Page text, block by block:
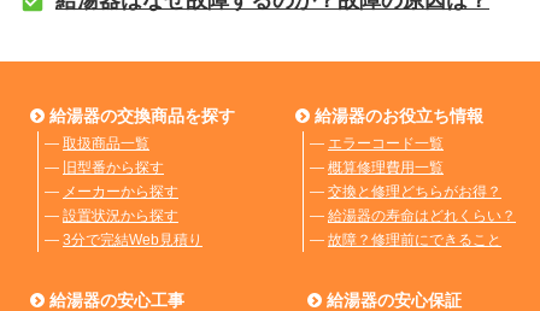
給湯器の交換商品を探す
― 取扱商品一覧
― 旧型番から探す
― メーカーから探す
― 設置状況から探す
― 3分で完結Web見積り
給湯器のお役立ち情報
― エラーコード一覧
― 概算修理費用一覧
― 交換と修理どちらがお得？
― 給湯器の寿命はどれくらい？
― 故障？修理前にできること
給湯器の安心工事 給湯器の安心保証